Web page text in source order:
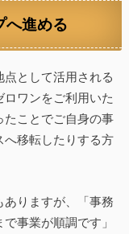
進める
として活用される
ワンをご利用いた
たことでご自身の事
移転したりする方
ありますが、「事務
事業が順調です」